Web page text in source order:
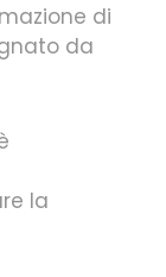
di
da
la